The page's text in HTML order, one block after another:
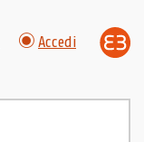
Accedi